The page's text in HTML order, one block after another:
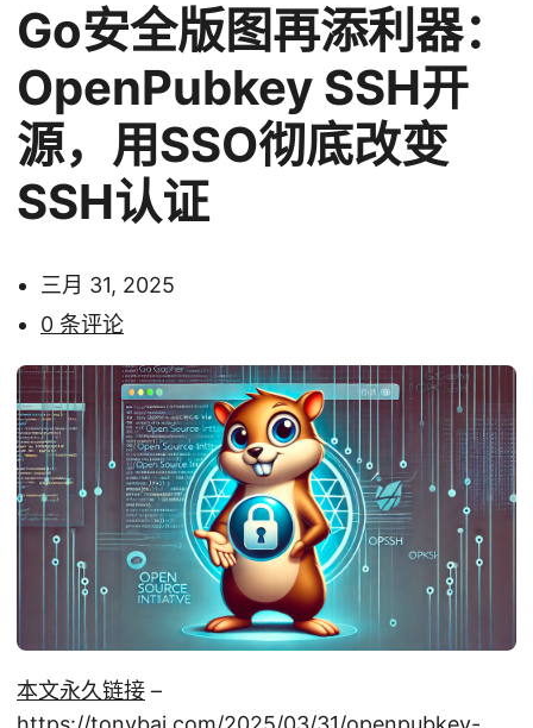
Go安全版图再添利器：
OpenPubkey SSH开
源，用SSO彻底改变
SSH认证
三月 31, 2025
0 条评论
本文永久链接 –